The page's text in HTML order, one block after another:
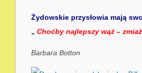
Żydowskie przysłowia mają
„ Choćby najlepszy wąż –
Barbara Botton